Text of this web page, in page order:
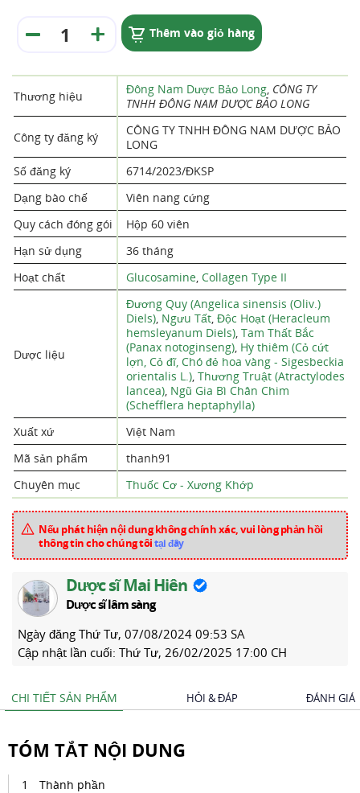
Thêm vào giỏ hàng
Thương hiệu Đông Nam Dược Bảo Long, CÔNG TY
TNHH ĐÔNG NAM DƯỢC BẢO LONG
Công ty đăng ký
CÔNG TY TNHH ĐÔNG NAM DƯỢC BẢO
LONG
Số đăng ký
6714/2023/ĐKSP
Dạng bào chế
Viên nang cứng
Quy cách đóng gói
Hộp 60 viên
Hạn sử dụng
36 tháng
Hoạt chất
Glucosamine, Collagen Type II
Dược liệu
Đương Quy (Angelica sinensis (Oliv.)
Diels), Ngưu Tất, Độc Hoạt (Heracleum
hemsleyanum Diels), Tam Thất Bắc
(Panax notoginseng), Hy thiêm (Cỏ cứt
lợn, Cỏ đĩ, Chó đẻ hoa vàng - Sigesbeckia
orientalis L.), Thương Truật (Atractylodes
lancea), Ngũ Gia Bì Chân Chim
(Schefflera heptaphylla)
Xuất xứ
Việt Nam
Mã sản phẩm
thanh91
Chuyên mục
Thuốc Cơ - Xương Khớp
Nếu phát hiện nội dung không chính xác, vui lòng phản hồi
thông tin cho chúng tôitại đây
Dược sĩ Mai Hiên
Dược sĩ lâm sàng
Ngày đăng Thứ Tư, 07/08/2024 09:53 SA
Cập nhật lần cuối: Thứ Tư, 26/02/2025 17:00 CH
CHI TIẾT SẢN PHẨM HỎI & ĐÁP ĐÁNH GIÁ
TÓM TẮT NỘI DUNG
Thành phần